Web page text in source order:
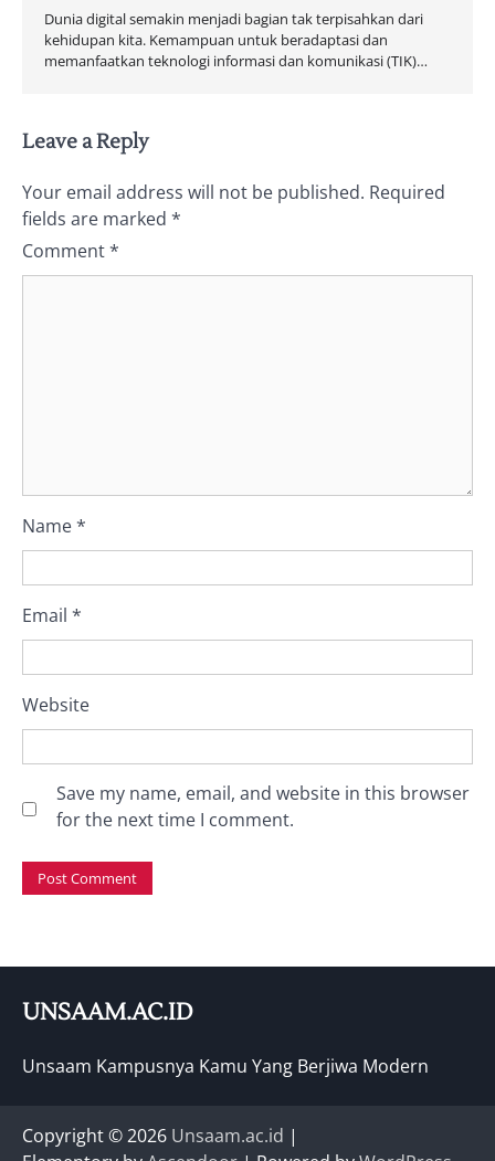
Dunia digital semakin menjadi bagian tak terpisahkan dari
kehidupan kita. Kemampuan untuk beradaptasi dan
memanfaatkan teknologi informasi dan komunikasi (TIK)…
Leave a Reply
Your email address will not be published. Required
fields are marked *
Comment*
Name*
Email *
Website
Save my name, email, and website in this browser
for the next time I comment.
UNSAAM.AC.ID
Unsaam Kampusnya Kamu Yang Berjiwa Modern
Copyright © 2026 Unsaam.ac.id |